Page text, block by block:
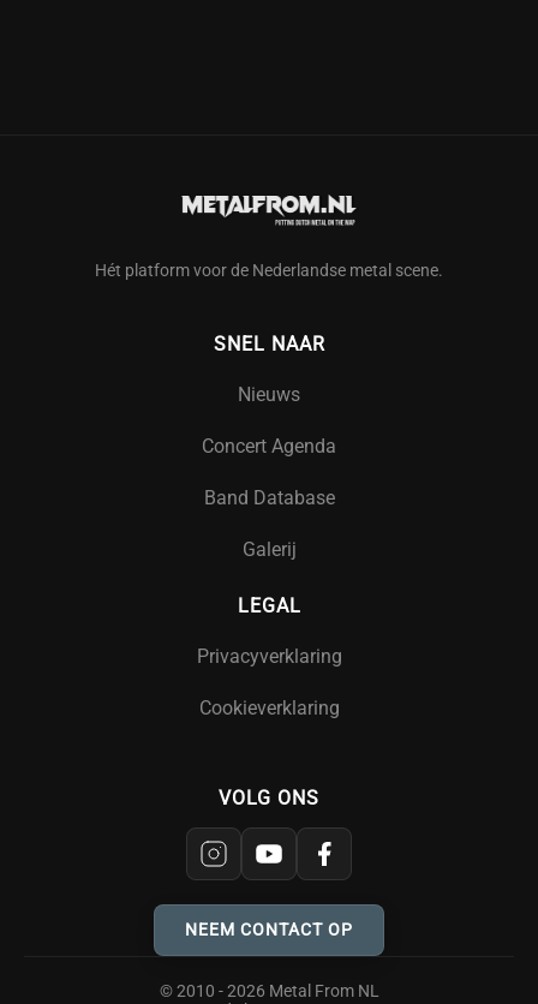
Hét platform voor de Nederlandse metal scene.
SNEL NAAR
Nieuws
Concert Agenda
Band Database
Galerij
LEGAL
Privacyverklaring
Cookieverklaring
VOLG ONS
NEEM CONTACT OP
© 2010 - 2026 Metal From NL